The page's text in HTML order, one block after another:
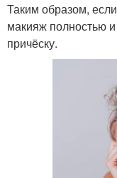
Таким образом,
макияж полностью
причёску.